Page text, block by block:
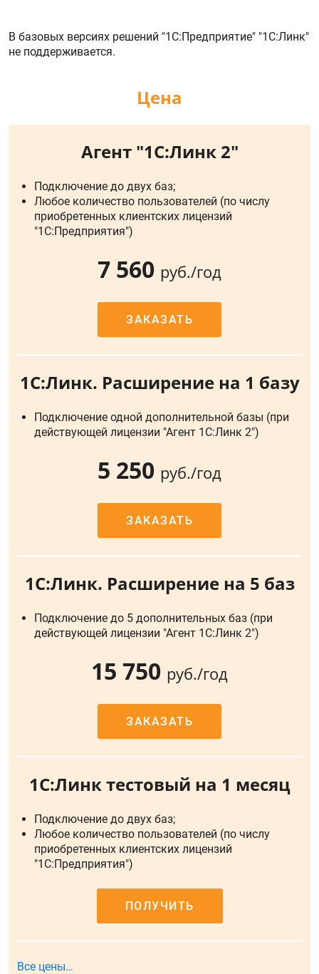
В базовых версиях решений "1С:Предприятие" "1С:Линк"
не поддерживается.
Цена
Агент "1С:Линк 2"
Подключение до двух баз;
Любое количество пользователей (по числу
приобретенных клиентских лицензий
"1С:Предприятия")
7 560 руб./год
ЗАКАЗАТЬ
1С:Линк. Расширение на 1 базу
Подключение одной дополнительной базы (при
действующей лицензии "Агент 1С:Линк 2")
5 250 руб./год
ЗАКАЗАТЬ
1С:Линк. Расширение на 5 баз
Подключение до 5 дополнительных баз (при
действующей лицензии "Агент 1С:Линк 2")
15 750 руб./год
ЗАКАЗАТЬ
1С:Линк тестовый на 1 месяц
Подключение до двух баз;
Любое количество пользователей (по числу
приобретенных клиентских лицензий
"1С:Предприятия")
ПОЛУЧИТЬ
Все цены…